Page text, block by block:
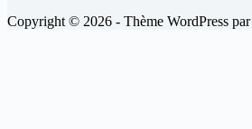
Copyright © 2026 - Thème WordPress par